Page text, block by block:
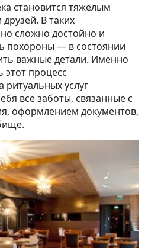
становится тяжёлым
В таких
сложно достойно и
похороны — в состоянии
важные детали. Именно
этот процесс
услуг
все заботы, связанные с
оформлением документов,